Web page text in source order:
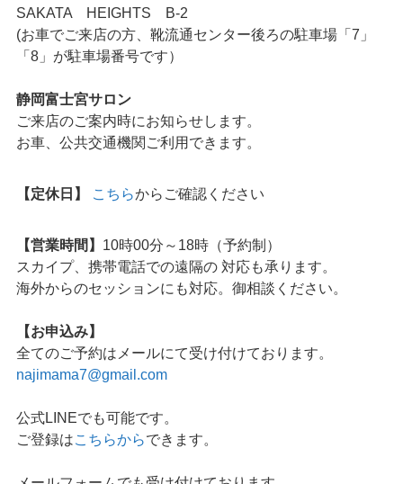
SAKATA HEIGHTS B-2
(お車でご来店の方、靴流通センター後ろの駐車場「7」
「8」が駐車場番号です）
静岡富士宮サロン
ご来店のご案内時にお知らせします。
お車、公共交通機関ご利用できます。
【定休日】 こちらからご確認ください
【営業時間】 10時00分～18時（予約制）
スカイプ、携帯電話での遠隔の 対応も承ります。
海外からのセッションにも対応。御相談ください。
【お申込み】
全てのご予約はメールにて受け付けております。
najimama7@gmail.com
公式LINEでも可能です。
ご登録はこちらからできます。